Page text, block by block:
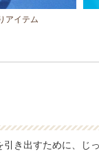
アイテム
き出すために、じ